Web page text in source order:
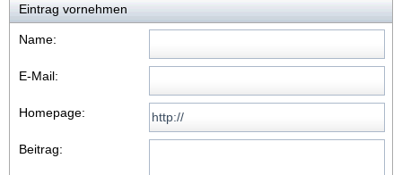
Eintrag vornehmen
Name:
E-Mail:
Homepage:
Beitrag: